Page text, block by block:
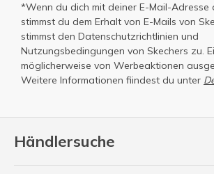
Händlersuche
*Wenn du dich mit deiner E-Mail-Adresse
stimmst du dem Erhalt von E-Mails von
stimmst den Datenschutzrichtlinien und
Nutzungsbedingungen von Skechers zu.
möglicherweise von Werbeaktionen
Weitere Informationen fiindest du unter